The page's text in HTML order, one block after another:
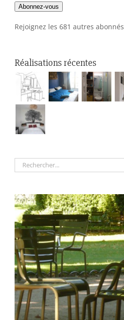
mail
Abonnez-vous
Rejoignez les 681 autres abonnés
Réalisations récentes
Rechercher: